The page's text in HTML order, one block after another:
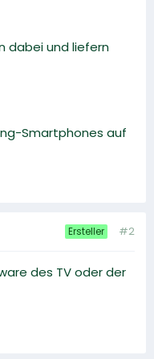
dabei und liefern
Smartphones auf
Ersteller #2
des TV oder der